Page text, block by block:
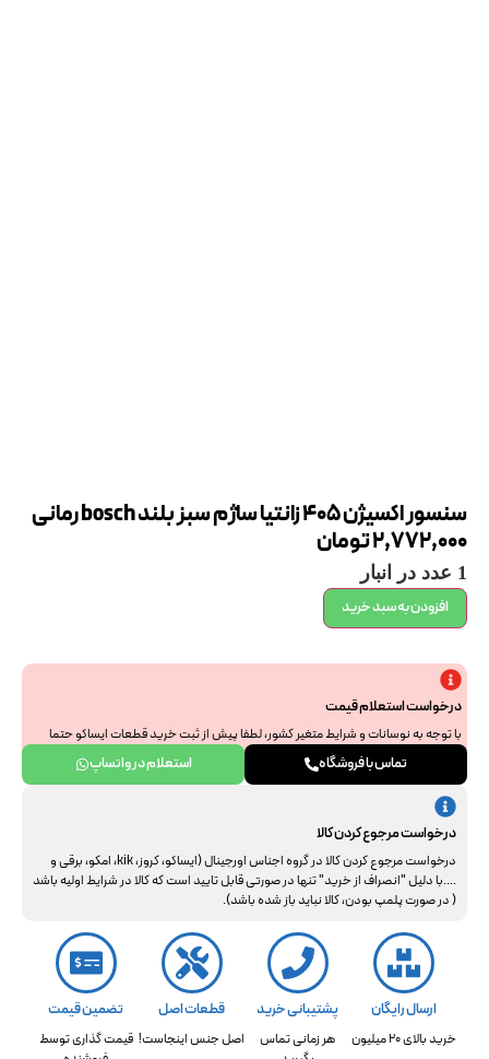
سنسور اکسیژن 405 زانتیا ساژم سبز بلند bosch رمانی
2,772,000تومان
1 عدد در انبار
افزودن به سبد خرید
درخواست استعلام قیمت
با توجه به نوسانات و شرایط متغیر کشور، لطفا پیش از ثبت خرید قطعات ایساکو حتما
جهت استعلام نهایی با ما هماهنگ فرمایید. از همراهی و درک شما سپاسگزاریم.
تماس با فروشگاه استعلام در واتساپ
درخواست مرجوع کردن کالا
درخواست مرجوع کردن کالا در گروه اجناس اورجینال (ایساکو، کروز، kik، امکو، برقی و
....با دلیل "انصراف از خرید" تنها در صورتی قابل تایید است که کالا در شرایط اولیه باشد
( در صورت پلمپ بودن، کالا نباید باز شده باشد).
ارسال رایگان
خرید بالای 20 میلیون
پشتیبانی خرید
هر زمانی تماس
قطعات اصل
اصل جنس اینجاست!
تضمین قیمت
قیمت گذاری توسط